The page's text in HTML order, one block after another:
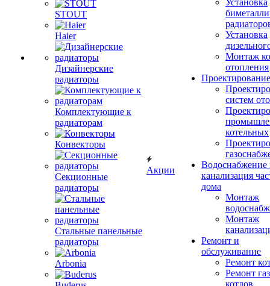
STOUT
Haier
Дизайнерские
радиаторы
Комплектующие к
радиаторам
Конвекторы
Секционные
радиаторы
Стальные панельные
радиаторы
Arbonia
Акции
Установка
Установка
Монтаж
отопления
Проектирование
систем
котельных
Водоснабжение
канализация
дома
Монтаж
Монтаж
Ремонт и
обслуживание
Ремонт
Ремонт
котлов